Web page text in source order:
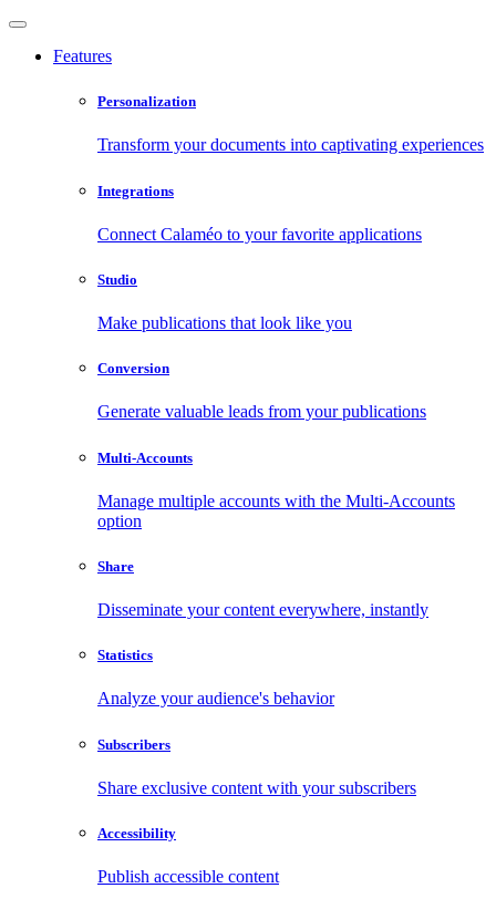
Features
Personalization
Transform your documents into captivating experiences
Integrations
Connect Calaméo to your favorite applications
Studio
Make publications that look like you
Conversion
Generate valuable leads from your publications
Multi-Accounts
Manage multiple accounts with the Multi-Accounts
option
Share
Disseminate your content everywhere, instantly
Statistics
Analyze your audience's behavior
Subscribers
Share exclusive content with your subscribers
Accessibility
Publish accessible content